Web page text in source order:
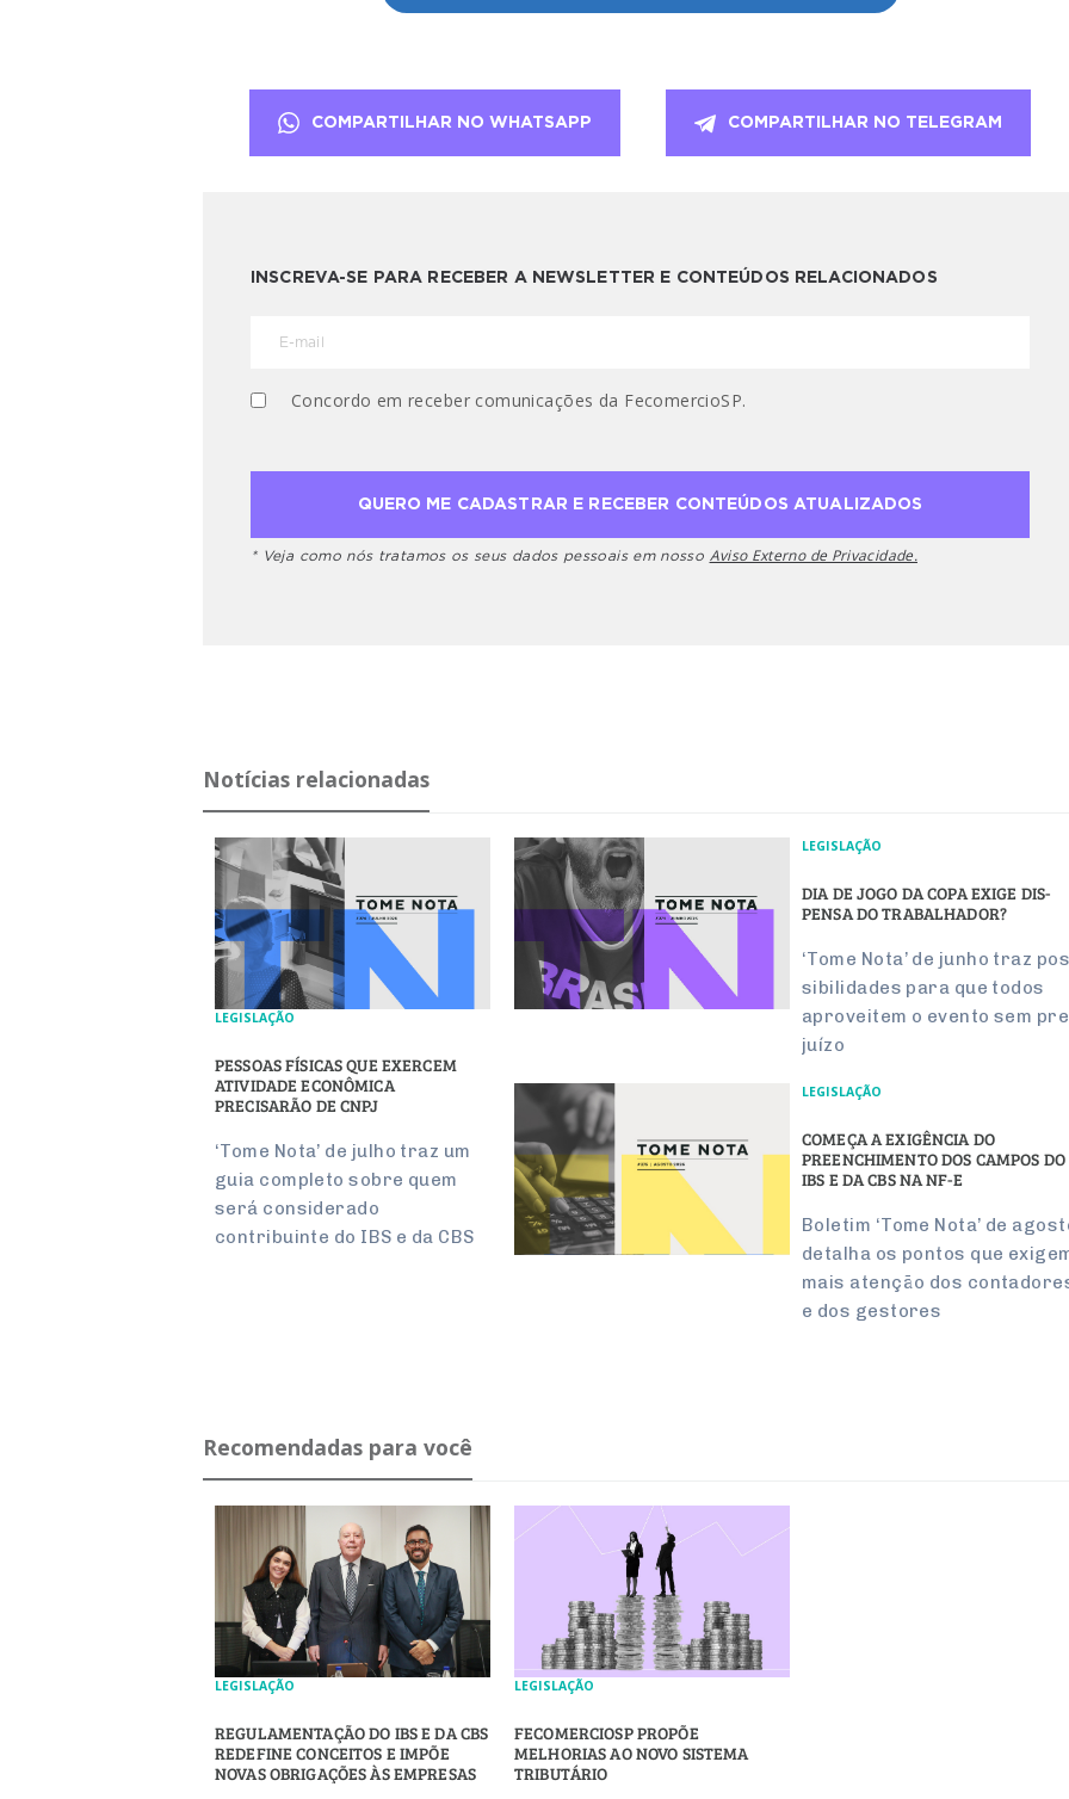
COMPARTILHAR NO WHATSAPP COMPARTILHAR NO TELEGRAM
INSCREVA-SE PARA RECEBER A NEWSLETTER E CONTEÚDOS RELACIONADOS
Concordo em receber comunicações da FecomercioSP.
* Veja como nós tratamos os seus dados pessoais em nosso Aviso Externo de Privacidade.
Notícias relacionadas
LEGISLAÇÃO
PESSOAS FÍSICAS QUE EXERCEM
ATIVIDADE ECONÔMICA
PRECISARÃO DE CNPJ
‘Tome Nota’ de julho traz um
guia completo sobre quem
será considerado
contribuinte do IBS e da CBS
LEGISLAÇÃO
DIA DE JOGO DA COPA EXIGE DIS­
PENSA DO TRA­BA­LHADOR?
‘Tome Nota’ de junho traz
si­bi­li­dades para que todos
apro­veitem o evento sem
juízo
LEGISLAÇÃO
COMEÇA A EXIGÊNCIA DO
PREENCHIMENTO DOS CAMPOS DO
IBS E DA CBS NA NF-E
Boletim ‘Tome Nota’ de
detalha os pontos que
mais atenção dos
e dos gestores
Recomendadas para você
LEGISLAÇÃO
REGULAMENTAÇÃO DO IBS E DA CBS
REDEFINE CONCEITOS E IMPÕE
NOVAS OBRIGAÇÕES ÀS EMPRESAS
LEGISLAÇÃO
FECOMERCIOSP PROPÕE
MELHORIAS AO NOVO SISTEMA
TRIBUTÁRIO